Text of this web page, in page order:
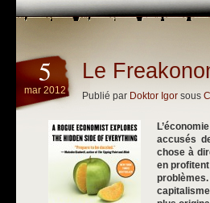
5
mar 2012
Le
Publié par Doktor Igor sous
accusés
chose à
en